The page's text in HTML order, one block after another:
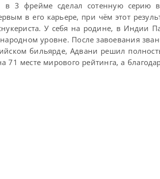
в 3 фрейме сделал сотенную
в его карьере, при чём этот
У себя на родине, в Индии
уровне. После завоевания
бильярде, Адвани решил
71 месте мирового рейтинга, а